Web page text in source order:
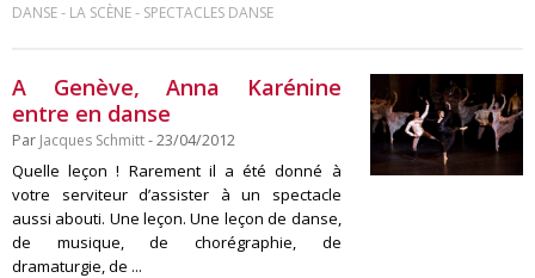
DANSE- LA SCÈNE- SPECTACLES DANSE
A Genève, Anna Karénine
entre en danse
Par Jacques Schmitt- 23/04/2012
Quelle leçon ! Rarement il a été donné à
votre serviteur d’assister à un spectacle
aussi abouti. Une leçon. Une leçon de danse,
de musique, de chorégraphie, de
dramaturgie, de ...